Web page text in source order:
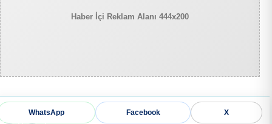
Haber İçi Reklam Alanı 444x200
WhatsApp Facebook X